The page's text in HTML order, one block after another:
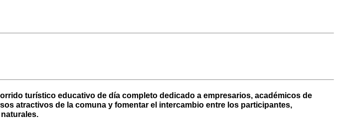
turístico educativo de día completo dedicado a empresarios, académicos de
atractivos de la comuna y fomentar el intercambio entre los participantes,